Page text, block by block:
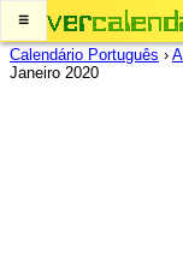
≡
Calendário Português ›
Janeiro 2020